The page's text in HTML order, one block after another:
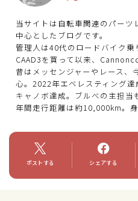
当サイトは自転車関連のパーツ
中心としたブログです。
管理人は40代のロードバイク
CAAD3を買って以来、
昔はメッセンジャーやレース、
心。2022年エベレスティング
キャノボ達成。ブルべの主担当
年間走行距離は約10,000km。
ポストする シェアする